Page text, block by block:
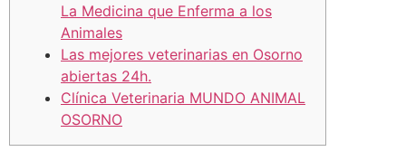
La Medicina que Enferma a los
Animales
Las mejores veterinarias en Osorno
abiertas 24h.
Clínica Veterinaria MUNDO ANIMAL
OSORNO